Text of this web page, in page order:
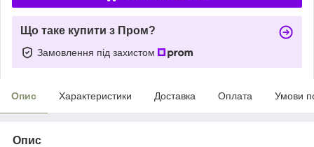
Що таке купити з Пром?
Замовлення під захистом
Опис Характеристики Доставка Оплата Умови
Опис